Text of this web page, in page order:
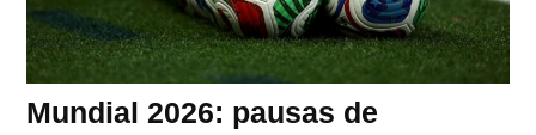
Mundial 2026: pausas de